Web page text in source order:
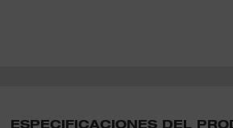
ESPECIFICACIONES DEL